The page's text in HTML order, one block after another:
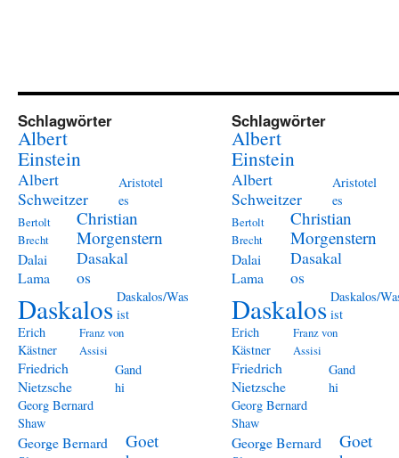
Schlagwörter
Albert
Einstein
Albert
Schweitzer
Aristotel
es
Bertolt
Brecht
Christian
Morgenstern
Dalai
Lama
Dasakal
os
Daskalos Daskalos/Was
ist
Erich
Kästner
Franz von
Assisi
Friedrich
Nietzsche
Gand
hi
Georg Bernard
Shaw
George Bernard
Goet
Schlagwörter
Albert
Einstein
Albert
Schweitzer
Aristotel
es
Bertolt
Brecht
Christian
Morgenstern
Dalai
Lama
Dasakal
os
Daskalos Daskalos/
ist
Erich
Kästner
Franz von
Assisi
Friedrich
Nietzsche
Gand
hi
Georg Bernard
Shaw
George Bernard
Goet